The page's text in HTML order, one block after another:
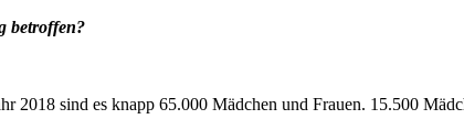
betroffen?
2018 sind es knapp 65.000 Mädchen und Frauen. 15.500